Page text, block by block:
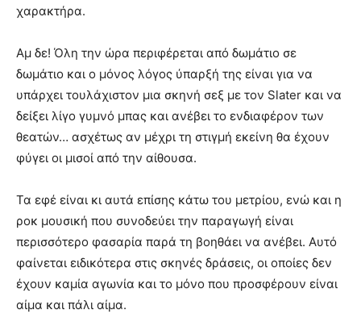
χαρακτήρα.
Αμ δε! Όλη την ώρα περιφέρεται από δωμάτιο σε
δωμάτιο και ο μόνος λόγος ύπαρξή της είναι για να
υπάρχει τουλάχιστον μια σκηνή σεξ με τον Slater και να
δείξει λίγο γυμνό μπας και ανέβει το ενδιαφέρον των
θεατών… ασχέτως αν μέχρι τη στιγμή εκείνη θα έχουν
φύγει οι μισοί από την αίθουσα.
Τα εφέ είναι κι αυτά επίσης κάτω του μετρίου, ενώ και η
ροκ μουσική που συνοδεύει την παραγωγή είναι
περισσότερο φασαρία παρά τη βοηθάει να ανέβει. Αυτό
φαίνεται ειδικότερα στις σκηνές δράσεις, οι οποίες δεν
έχουν καμία αγωνία και το μόνο που προσφέρουν είναι
αίμα και πάλι αίμα.